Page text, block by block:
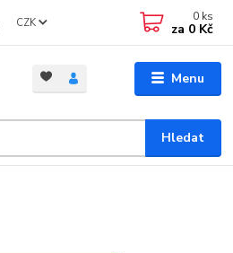
Menu
CZK
Hledat
0 ks
za 0 Kč